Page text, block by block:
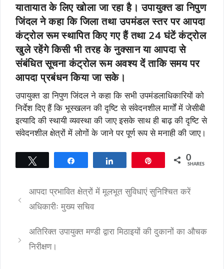
यातायात के लिए खोला जा रहा है। उपायुक्त डा निपुण
जिंदल ने कहा कि जिला तथा उपमंडल स्तर पर आपदा
कंट्रोल रूम स्थापित किए गए हैं तथा 24 घंटें कंट्रोल
खुले रहेंगे किसी भी तरह के नुक्सान या आपदा से
संबंधित सूचना कंट्रोल रूम अवश्य दें ताकि समय पर
आपदा प्रबंधन किया जा सके।
उपायुक्त डा निपुण जिंदल ने कहा कि सभी उपमंडलाधिकारियों को
निर्देश दिए हैं कि भूस्खलन की दृष्टि से संवेदनशील मार्गों में जेसीबी
इत्यादि की स्थायी व्यवस्था की जाए इसके साथ ही बाढ़ की दृष्टि से
संवेदनशील क्षेत्रों में लोगों के जाने पर पूर्ण रूप से मनाही की जाए।
0
SHARES
आपदा प्रभावित क्षेत्रों में मूलभूत सुविधाएं सुनिश्चित करें
अधिकारीः मुख्य सचिव
अतिरिक्त उपायुक्त मण्डी द्वारा मिठाइयों की दुकानों का औचक
निरीक्षण।